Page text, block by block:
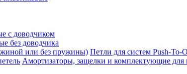
с доводчиком
без доводчика
Петли для систем Push-
Амортизаторы, защелки и комплектующие для